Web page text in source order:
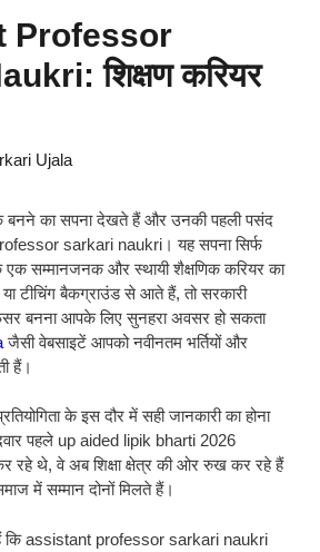
Professor
शिक्षण करियर
Ujala
बनने का सपना देखते हैं और उनकी पहली पसंद
sarkari naukri। यह सपना सिर्फ
एक सम्मानजनक और स्थायी शैक्षणिक करियर का
टीचिंग बैकग्राउंड से आते हैं, तो सरकारी
बनना आपके लिए सुनहरा अवसर हो सकता
जैसी वेबसाइटें आपको नवीनतम भर्तियों और
हैं।
के इस दौर में सही जानकारी का होना
पहले up aided lipik bharti 2026
रहे थे, वे अब शिक्षा क्षेत्र की ओर रुख कर रहे हैं
में सम्मान दोनों मिलते हैं।
कि assistant professor sarkari naukri